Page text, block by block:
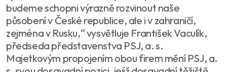
budeme schopni výrazně rozvinout naše
působení v České republice, ale i v zahraničí,
zejména v Rusku,“ vysvětluje František Vaculík,
předseda představenstva PSJ, a. s.
Majetkovým propojením obou firem mění PSJ, a.